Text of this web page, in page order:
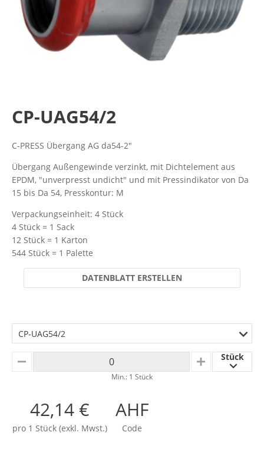
CP-UAG54/2
C-PRESS Übergang AG da54-2"
Übergang Außengewinde verzinkt, mit Dichtelement aus
EPDM, "unverpresst undicht" und mit Pressindikator von Da
15 bis Da 54, Presskontur: M
Verpackungseinheit: 4 Stück
4 Stück = 1 Sack
12 Stück = 1 Karton
544 Stück = 1 Palette
DATENBLATT ERSTELLEN
CP-UAG54/2
MINUS PLUS
Stück
Min.: 1 Stück
42,14 €
pro 1 Stück (exkl. Mwst.)
AHF
Code